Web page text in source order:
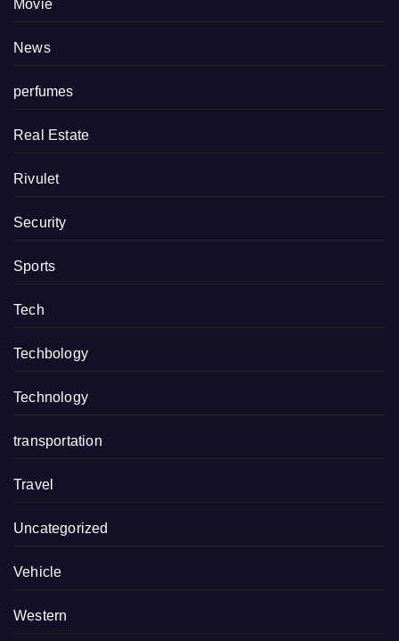
Movie
News
perfumes
Real Estate
Rivulet
Security
Sports
Tech
Techbology
Technology
transportation
Travel
Uncategorized
Vehicle
Western